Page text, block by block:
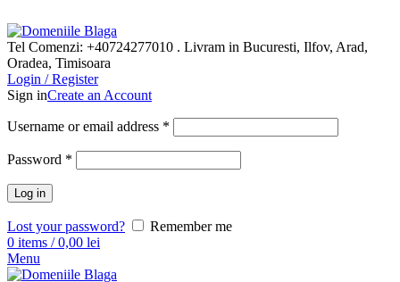
Tel Comenzi: +40724277010 . Livram in Bucuresti, Ilfov, Arad,
Oradea, Timisoara
Login / Register
Sign inCreate an Account
Username or email address *
Password *
Log in
Lost your password?
Remember me
0 items / 0,00 lei
Menu